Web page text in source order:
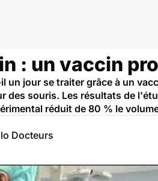
: un vaccin
un jour se traiter grâce à un
des souris. Les résultats de
réduit de 80 % le
Docteurs